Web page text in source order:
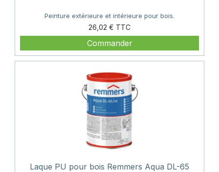
Peinture extérieure et intérieure pour bois.
26,02 €
Prix
Commander
Laque PU pour bois Remmers Aqua DL-65